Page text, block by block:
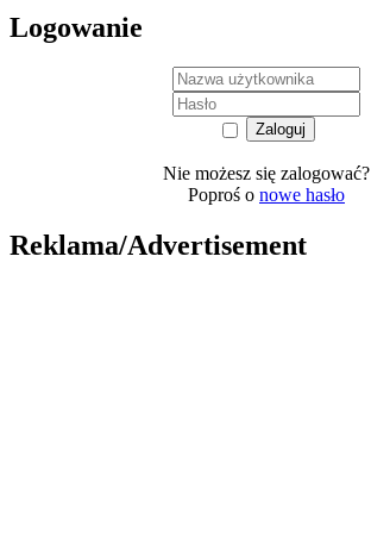
Logowanie
Nie możesz się zalogować?
Poproś o nowe hasło
Reklama/Advertisement